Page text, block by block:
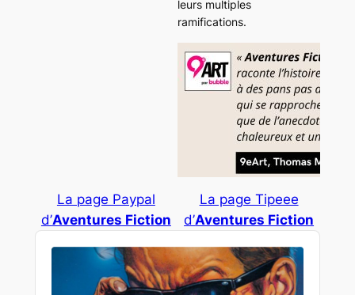
leurs multiples
ramifications.
La page Paypal
d’Aventures Fiction
La page Tipeee
d’Aventures Fiction
Audio
Player